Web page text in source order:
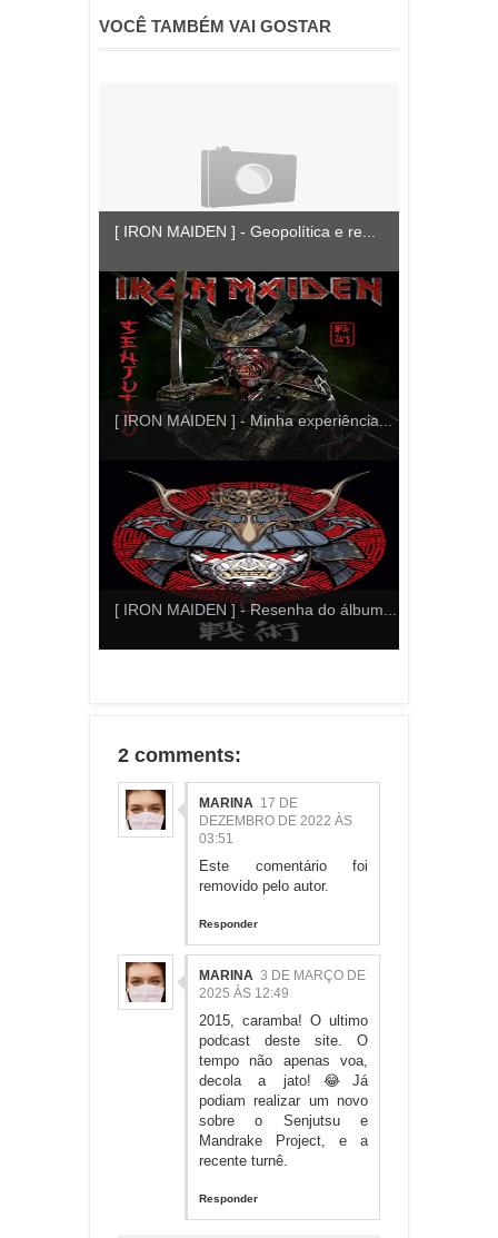
VOCÊ TAMBÉM VAI GOSTAR
[ IRON MAIDEN ] - Geopolítica e re...
[ IRON MAIDEN ] - Minha experiência...
[ IRON MAIDEN ] - Resenha do álbum...
2 comments:
MARINA 17 DE
DEZEMBRO DE 2022 ÀS
03:51
Este comentário foi
removido pelo autor.
Responder
MARINA 3 DE MARÇO DE
2025 ÀS 12:49
2015, caramba! O ultimo
podcast deste site. O
tempo não apenas voa,
decola a jato!😂Já
podiam realizar um novo
sobre o Senjutsu e
Mandrake Project, e a
recente turnê.
Responder